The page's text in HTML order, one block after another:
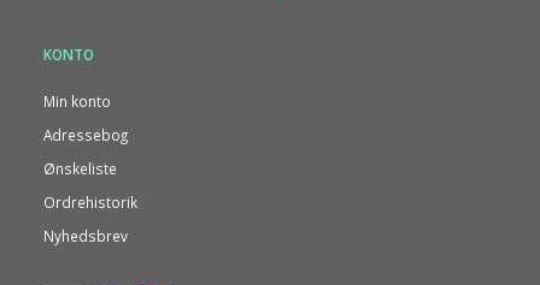
KONTO
Min konto
Adressebog
Ønskeliste
Ordrehistorik
Nyhedsbrev